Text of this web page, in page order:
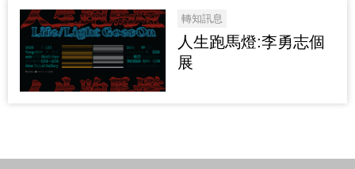
轉知訊息
人生跑馬燈:李勇志個
展